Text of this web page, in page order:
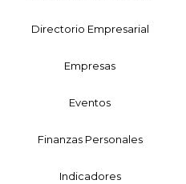
Directorio Empresarial
Empresas
Eventos
Finanzas Personales
Indicadores